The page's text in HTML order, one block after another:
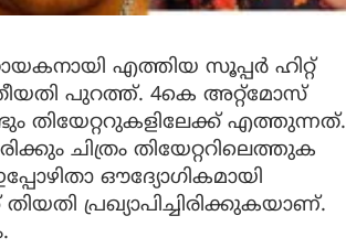
എത്തിയ സൂപ്പര്‍ ഹിറ്റ്
പുറത്ത്. 4കെ അറ്റ്‌മോസ്
തിയേറ്ററുകളിലേക്ക് എത്തുന്നത്.
ചിത്രം തിയേറ്ററിലെത്തുക
ഔദ്യോഗികമായി
പ്രഖ്യാപിച്ചിരിക്കുകയാണ്.